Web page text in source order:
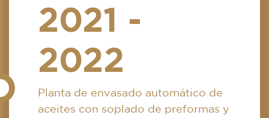
2021 -
2022
Planta de envasado automático de
aceites con soplado de preformas y